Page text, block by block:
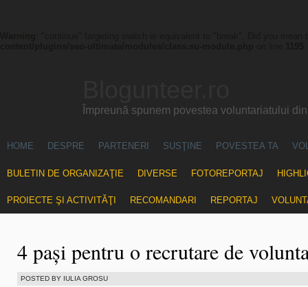
Împreună spunem povestea voluntariatului
HOME DESPRE PARTENERI SUSŢINE POVESTEA TA
BULETIN DE ORGANIZAŢIE DIVERSE FOTOREPORTAJ
PROIECTE ŞI ACTIVITĂŢI RECOMANDARI REPORTAJ
4 pași pentru o recrutare de
POSTED BY IULIA GROSU